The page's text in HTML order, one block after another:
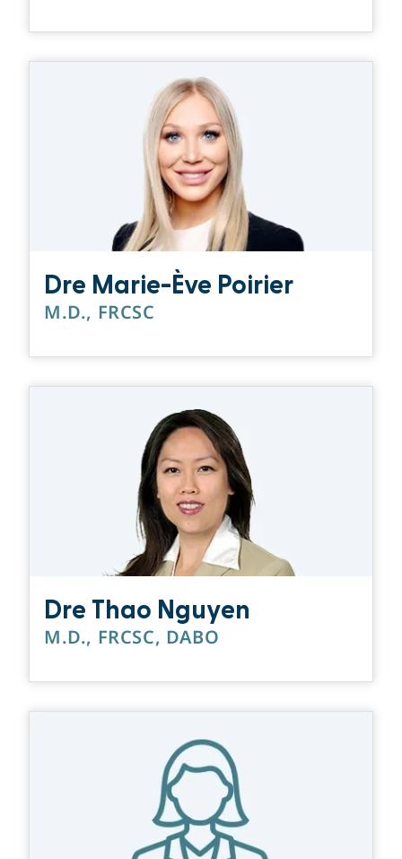
Dre Marie-Ève Poirier
M.D., FRCSC
Dre Thao Nguyen
M.D., FRCSC, DABO